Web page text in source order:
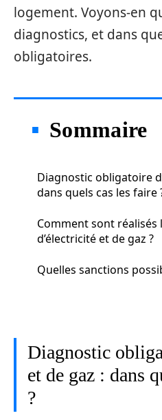
logement. Voyons-en
diagnostics, et dans
obligatoires.
Sommaire
Diagnostic obligatoire
dans quels cas les faire
Comment sont réalisés
d’électricité et de gaz ?
Quelles sanctions
Diagnostic
et de gaz : dans
?